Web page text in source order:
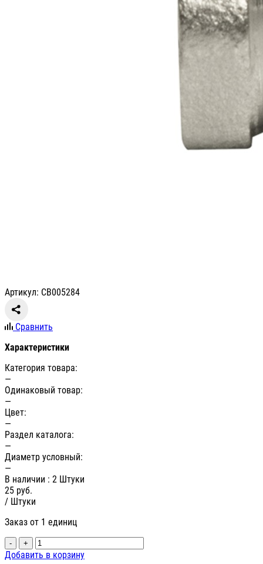
Артикул: СВ005284
Сравнить
Характеристики
Категория товара:
—
Одинаковый товар:
—
Цвет:
—
Раздел каталога:
—
Диаметр условный:
—
В наличии : 2 Штуки
25 руб.
/ Штуки
Заказ от 1 единиц
- +
Добавить в корзину